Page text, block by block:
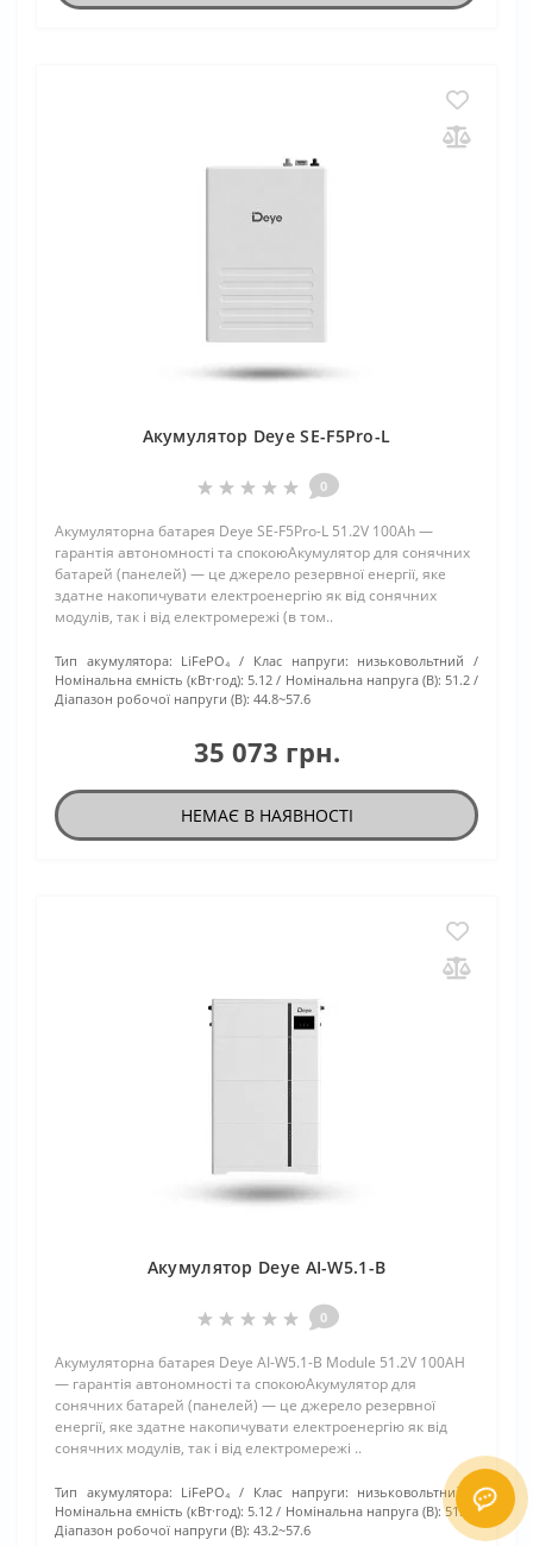
Акумулятор Deye SE-F5Pro-L
0
Акумуляторна батарея Deye SE-F5Pro-L 51.2V 100Ah —
гарантія автономності та спокоюАкумулятор для сонячних
батарей (панелей) — це джерело резервної енергії, яке
здатне накопичувати електроенергію як від сонячних
модулів, так і від електромережі (в том..
Тип акумулятора: LiFePO₄ Клас напруги: низьковольтний
Номінальна ємність (кВт·год): 5.12 Номінальна напруга (В): 51.2
Діапазон робочої напруги (В): 44.8~57.6
35 073 грн.
НЕМАЄ В НАЯВНОСТІ
Акумулятор Deye AI-W5.1-B
0
Акумуляторна батарея Deye AI-W5.1-B Module 51.2V 100AH
— гарантія автономності та спокоюАкумулятор для
сонячних батарей (панелей) — це джерело резервної
енергії, яке здатне накопичувати електроенергію як від
сонячних модулів, так і від електромережі ..
Тип акумулятора: LiFePO₄ Клас напруги: низьковольтний
Номінальна ємність (кВт·год): 5.12 Номінальна напруга (В): 51.2
Діапазон робочої напруги (В): 43.2~57.6